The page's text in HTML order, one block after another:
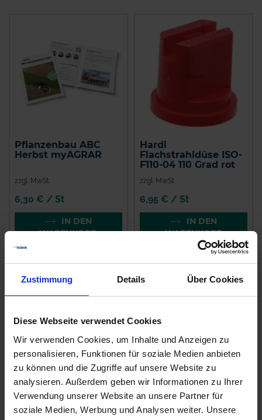
Zustimmung Details Über Cookies
Diese Webseite verwendet Cookies
Wir verwenden Cookies, um Inhalte und Anzeigen zu
personalisieren, Funktionen für soziale Medien anbieten
zu können und die Zugriffe auf unsere Website zu
analysieren. Außerdem geben wir Informationen zu Ihrer
Verwendung unserer Website an unsere Partner für
soziale Medien, Werbung und Analysen weiter. Unsere
Pflanzenbau ABC
Herbst myAGRAR
zzgl. MwSt.
6,30 € / St
IN DEN
WARENKORB
Hardi
Flachstrahldüse ISO-
F110-04 110 Grad rot
zzgl. MwSt.
6,95 € / St
IN DEN
WARENKORB
Pointer Plus EPSO Combitop
zzgl. MwSt.